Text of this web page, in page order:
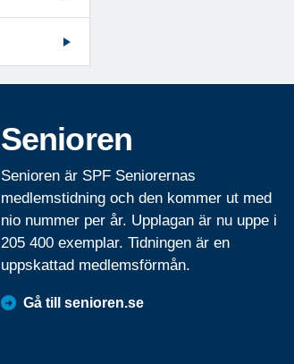
Senioren
Senioren är SPF Seniorernas
medlemstidning och den kommer ut med
nio nummer per år. Upplagan är nu uppe i
205 400 exemplar. Tidningen är en
uppskattad medlemsförmån.
Gå till senioren.se